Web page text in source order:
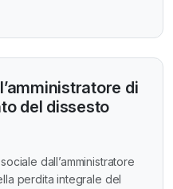
di
del dissesto
dall’amministratore
perdita integrale del